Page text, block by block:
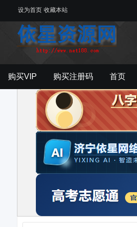
设为首页 收藏本站
购买VIP 购买注册码 首页